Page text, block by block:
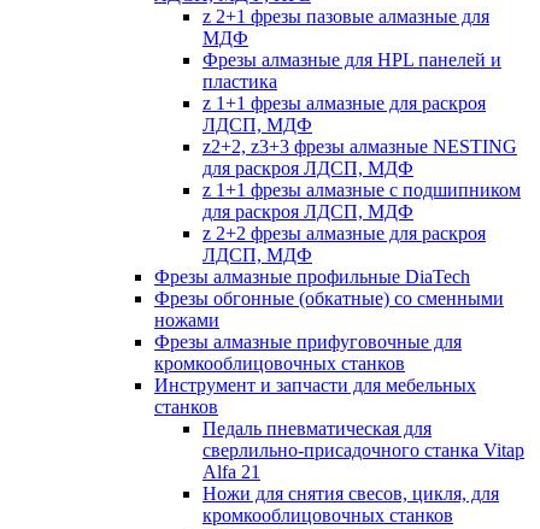
z 2+1 фрезы пазовые алмазные для
МДФ
Фрезы алмазные для HPL панелей и
пластика
z 1+1 фрезы алмазные для раскроя
ЛДСП, МДФ
z2+2, z3+3 фрезы алмазные NESTING
для раскроя ЛДСП, МДФ
z 1+1 фрезы алмазные с подшипником
для раскроя ЛДСП, МДФ
z 2+2 фрезы алмазные для раскроя
ЛДСП, МДФ
Фрезы алмазные профильные DiaTech
Фрезы обгонные (обкатные) со сменными
ножами
Фрезы алмазные прифуговочные для
кромкооблицовочных станков
Инструмент и запчасти для мебельных
станков
Педаль пневматическая для
сверлильно-присадочного станка Vitap
Alfa 21
Ножи для снятия свесов, цикля, для
кромкооблицовочных станков